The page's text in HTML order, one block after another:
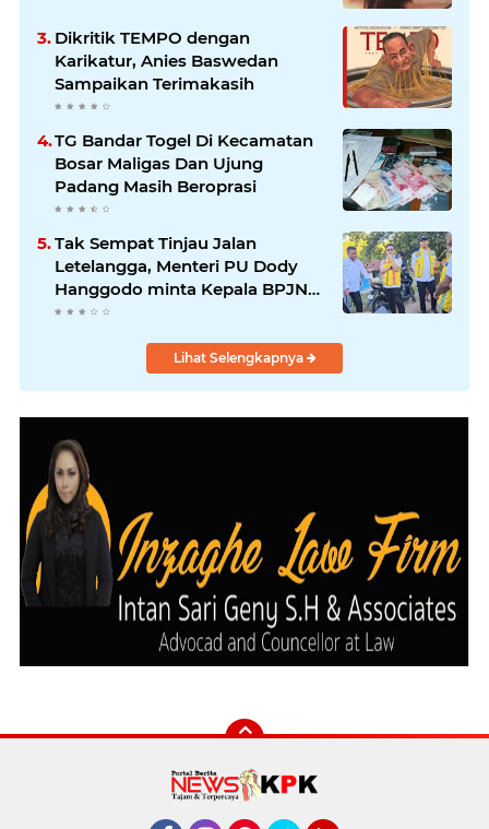
Dikritik TEMPO dengan
Karikatur, Anies Baswedan
Sampaikan Terimakasih
TG Bandar Togel Di Kecamatan
Bosar Maligas Dan Ujung
Padang Masih Beroprasi
Tak Sempat Tinjau Jalan
Letelangga, Menteri PU Dody
Hanggodo minta Kepala BPJN
Wilayah NTT Tinjau jalan
Lihat Selengkapnya